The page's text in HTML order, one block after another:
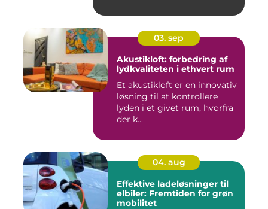
03. sep
Akustikloft: forbedring af
lydkvaliteten i ethvert rum
Et akustikloft er en innovativ
løsning til at kontrollere
lyden i et givet rum, hvorfra
der k...
04. aug
Effektive ladeløsninger til
elbiler: Fremtiden for grøn
mobilitet